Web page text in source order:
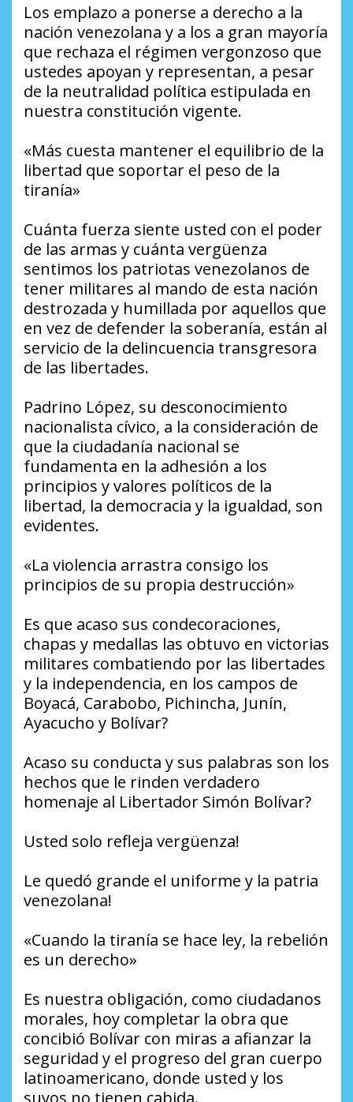
Los emplazo a ponerse a derecho a la
nación venezolana y a los a gran mayoría
que rechaza el régimen vergonzoso que
ustedes apoyan y representan, a pesar
de la neutralidad política estipulada en
nuestra constitución vigente.
«Más cuesta mantener el equilibrio de la
libertad que soportar el peso de la
tiranía»
Cuánta fuerza siente usted con el poder
de las armas y cuánta vergüenza
sentimos los patriotas venezolanos de
tener militares al mando de esta nación
destrozada y humillada por aquellos que
en vez de defender la soberanía, están al
servicio de la delincuencia transgresora
de las libertades.
Padrino López, su desconocimiento
nacionalista cívico, a la consideración de
que la ciudadanía nacional se
fundamenta en la adhesión a los
principios y valores políticos de la
libertad, la democracia y la igualdad, son
evidentes.
«La violencia arrastra consigo los
principios de su propia destrucción»
Es que acaso sus condecoraciones,
chapas y medallas las obtuvo en victorias
militares combatiendo por las libertades
y la independencia, en los campos de
Boyacá, Carabobo, Pichincha, Junín,
Ayacucho y Bolívar?
Acaso su conducta y sus palabras son los
hechos que le rinden verdadero
homenaje al Libertador Simón Bolívar?
Usted solo refleja vergüenza!
Le quedó grande el uniforme y la patria
venezolana!
«Cuando la tiranía se hace ley, la rebelión
es un derecho»
Es nuestra obligación, como ciudadanos
morales, hoy completar la obra que
concibió Bolívar con miras a afianzar la
seguridad y el progreso del gran cuerpo
latinoamericano, donde usted y los
suyos no tienen cabida.